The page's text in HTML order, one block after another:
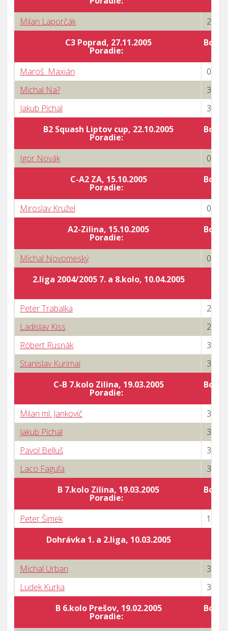
Milan Laporčák
2 : 3
C3 Poprad, 27.11.2005
Poradie:
Body
Maroš Maxián
0 : 3
Michal Na?
3 : 1
Jakub Píchal
3 : 1
B2 Squash Liptov cup, 22.10.2005
Poradie:
Body
Igor Novák
0 : 3
C-A2 ZA, 15.10.2005
Poradie:
Body
Miroslav Kružel
0 : 3
A2-Zilina, 15.10.2005
Poradie:
Body
Michal Novomeský
0 : 3
2.liga 2004/2005 7. a 8.kolo, 10.04.2005
Peter Trabalka
2 : 3
Ladislav Kiss
2 : 3
Róbert Rusnák
3 : 1
Stanislav Kurimai
3 : 2
C-B 7.kolo Zilina, 19.03.2005
Poradie:
Body
Milan ml. Jankovič
3 : 2
Jakub Píchal
3 : 0
Pavol Belluš
3 : 1
Laco Faguľa
3 : 0
B 7.kolo Zilina, 19.03.2005
Poradie:
Body
Peter Šimek
1 : 3
Dohrávka 1. a 2.liga, 10.03.2005
Michal Urban
3 : 0
Ludek Kurka
3 : 1
B 6.kolo Prešov, 19.02.2005
Poradie:
Body